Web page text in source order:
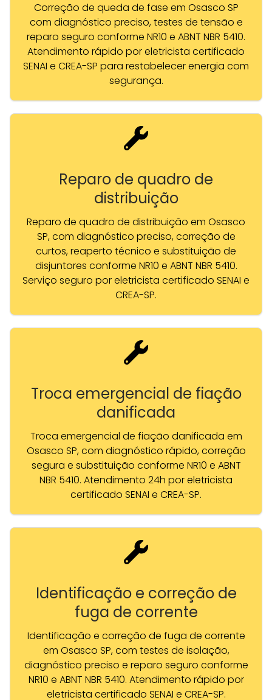
Correção de queda de fase em Osasco SP
com diagnóstico preciso, testes de tensão e
reparo seguro conforme NR10 e ABNT NBR 5410.
Atendimento rápido por eletricista certificado
SENAI e CREA-SP para restabelecer energia com
segurança.
Reparo de quadro de
distribuição
Reparo de quadro de distribuição em Osasco
SP, com diagnóstico preciso, correção de
curtos, reaperto técnico e substituição de
disjuntores conforme NR10 e ABNT NBR 5410.
Serviço seguro por eletricista certificado SENAI e
CREA-SP.
Troca emergencial de fiação
danificada
Troca emergencial de fiação danificada em
Osasco SP, com diagnóstico rápido, correção
segura e substituição conforme NR10 e ABNT
NBR 5410. Atendimento 24h por eletricista
certificado SENAI e CREA-SP.
Identificação e correção de
fuga de corrente
Identificação e correção de fuga de corrente
em Osasco SP, com testes de isolação,
diagnóstico preciso e reparo seguro conforme
NR10 e ABNT NBR 5410. Atendimento rápido por
eletricista certificado SENAI e CREA-SP.